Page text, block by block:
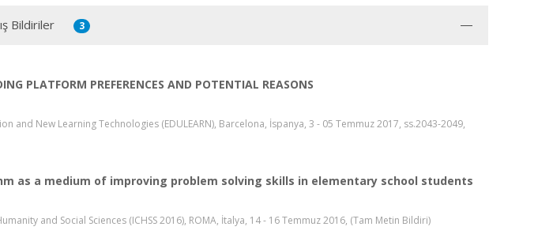
Bildiriler 3
PLATFORM PREFERENCES AND POTENTIAL REASONS
and New Learning Technologies (EDULEARN), Barcelona, İspanya, 3 - 05 Temmuz 2017, ss.2043-2049,
as a medium of improving problem solving skills in elementary school students
and Social Sciences (ICHSS 2016), ROMA, İtalya, 14 - 16 Temmuz 2016, (Tam Metin Bildiri)